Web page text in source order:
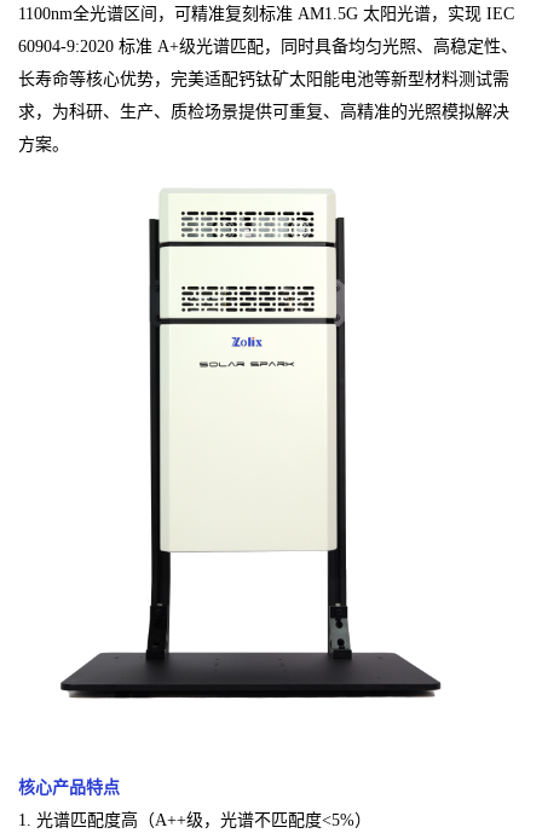
1100nm全光谱区间，可精准复刻标准 AM1.5G 太阳光谱，实现 IEC
60904-9:2020 标准 A+级光谱匹配，同时具备均匀光照、高稳定性、
长寿命等核心优势，完美适配钙钛矿太阳能电池等新型材料测试需
求，为科研、生产、质检场景提供可重复、高精准的光照模拟解决
方案。
核心产品特点
1. 光谱匹配度高（A++级，光谱不匹配度<5%）